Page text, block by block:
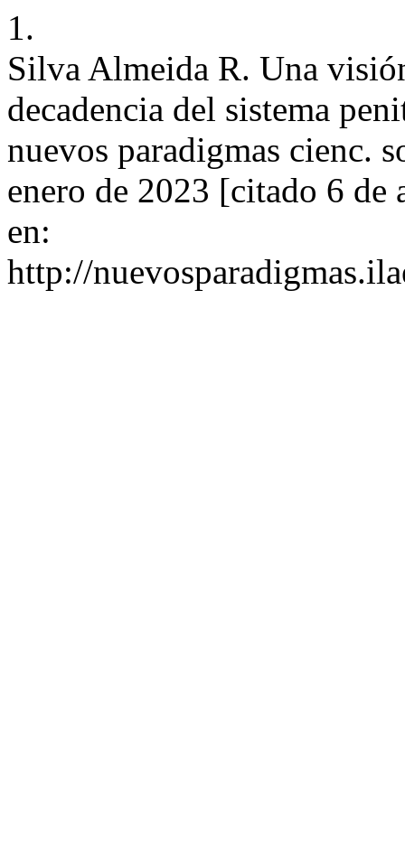
1.
Silva Almeida R. Una
decadencia del sistema
nuevos paradigmas cienc.
enero de 2023 [citado 6
en:
http://